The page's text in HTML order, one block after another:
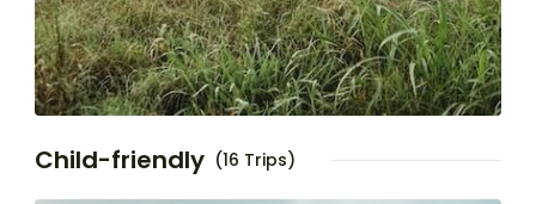
Child-friendly (16 Trips)